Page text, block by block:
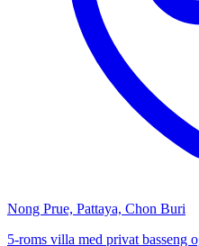
Nong Prue, Pattaya, Chon Buri
5-roms villa med privat basseng